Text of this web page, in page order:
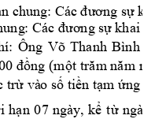
chung: Các đương sự
: Các đương sự khai
Ông Võ Thanh Bình
đồng (một trăm năm
trừ vào số tiền tạm ứng
hạn 07 ngày, kể từ ngày